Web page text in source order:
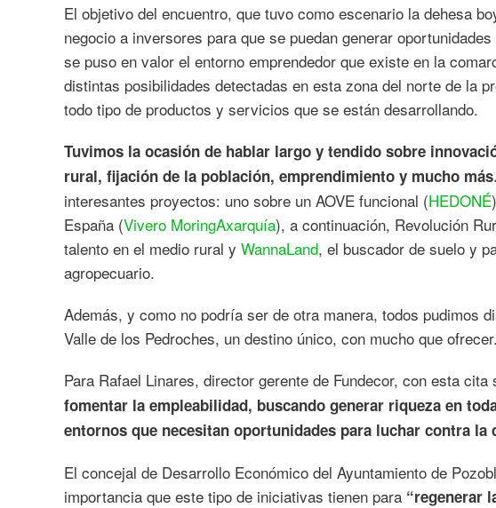
El objetivo del encuentro, que tuvo como escenario la dehesa
negocio a inversores para que se puedan generar
se puso en valor el entorno emprendedor que existe en la
distintas posibilidades detectadas en esta zona del norte de la
todo tipo de productos y servicios que se están desarrollando.
Tuvimos la ocasión de hablar largo y tendido sobre
rural, fijación de la población, emprendimiento y mucho
interesantes proyectos: uno sobre un AOVE funcional (HEDONÉ
España (Vivero MoringAxarquía), a continuación, Revolución
talento en el medio rural y WannaLand, el buscador de suelo y
agropecuario.
Además, y como no podría ser de otra manera, todos pudimos
Valle de los Pedroches, un destino único, con mucho que ofrecer.
Para Rafael Linares, director gerente de Fundecor, con esta cita
fomentar la empleabilidad, buscando generar riqueza en
entornos que necesitan oportunidades para luchar contra la
El concejal de Desarrollo Económico del Ayuntamiento de
importancia que este tipo de iniciativas tienen para “regenerar